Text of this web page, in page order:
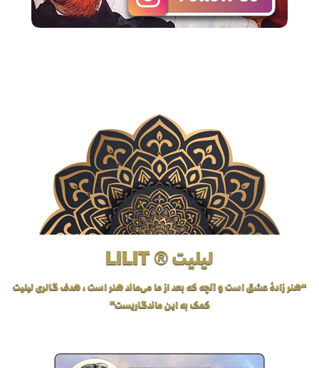
لیلیت ® LILIT
“هنر زادهٔ عشق است و آنچه که بعد از ما می‌ماند هنر است، هدف گالری لیلیت
کمک به این ماندگاریست”